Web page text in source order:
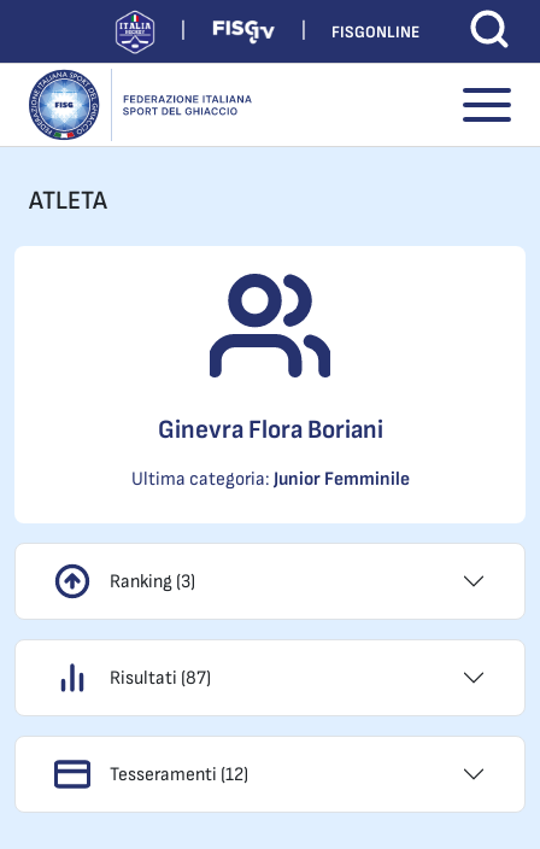
FISGONLINE
ATLETA
Ginevra Flora Boriani
Ultima categoria: Junior Femminile
Ranking (3)
Risultati (87)
Tesseramenti (12)